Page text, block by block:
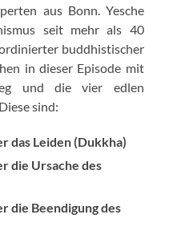
aus Bonn. Yesche
seit mehr als 40
buddhistischer
in dieser Episode mit
und die vier edlen
sind:
das Leiden (Dukkha)
die Ursache des
die Beendigung des